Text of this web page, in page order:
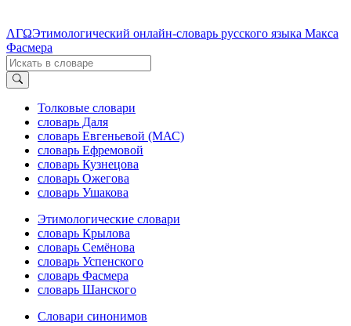
ΛΓΩЭтимологический онлайн-словарь русского языка Макса
Фасмера
Толковые словари
словарь Даля
словарь Евгеньевой (МАС)
словарь Ефремовой
словарь Кузнецова
словарь Ожегова
словарь Ушакова
Этимологические словари
словарь Крылова
словарь Семёнова
словарь Успенского
словарь Фасмера
словарь Шанского
Словари синонимов